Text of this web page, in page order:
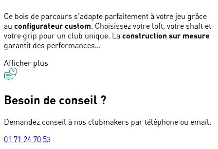
Ce bois de parcours s'adapte parfaitement à votre jeu grâce
au configurateur custom. Choisissez votre loft, votre shaft et
votre grip pour un club unique. La construction sur mesure
garantit des performances...
Afficher plus
Besoin de conseil ?
Demandez conseil à nos clubmakers par téléphone ou email.
01 71 24 70 53